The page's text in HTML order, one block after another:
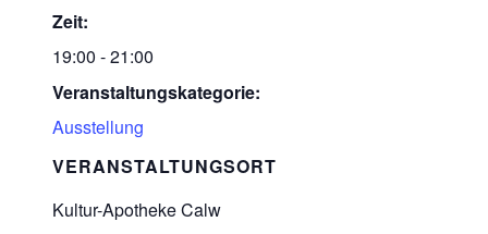
Zeit:
19:00 - 21:00
Veranstaltungskategorie:
Ausstellung
VERANSTALTUNGSORT
Kultur-Apotheke Calw